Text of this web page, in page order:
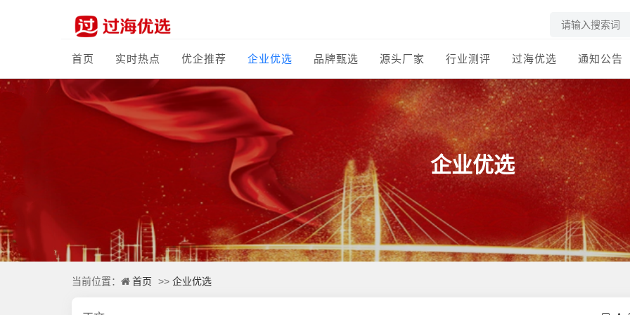
首页 实时热点 优企推荐 企业优选 品牌甄选 源头厂家 行业测评 过海优选 通知公告
企业优选
当前位置： 首页 >> 企业优选